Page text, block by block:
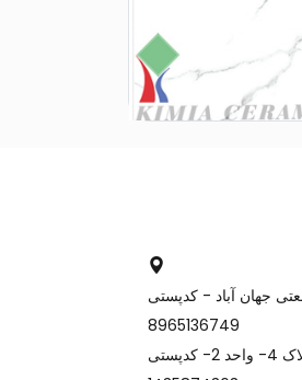
، جنب شهرک صنعتی جهان آباد - کدپستی
8965136749
دفتـــر تهران: میدان ونک - خیابان ملاصدرا - بن بست توفیق - پلاک 4- واحد 2- کدپستی